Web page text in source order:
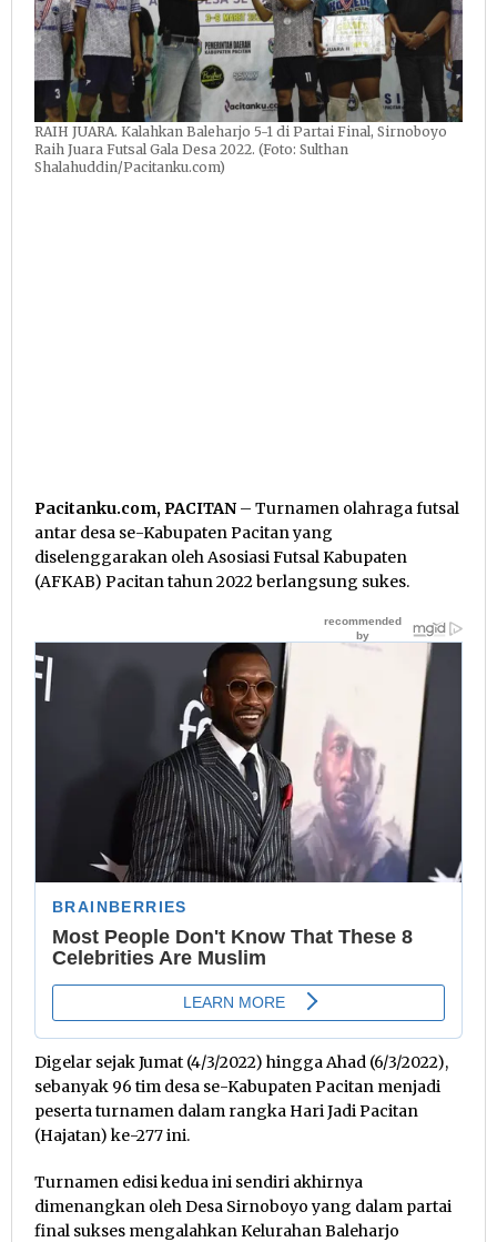
RAIH JUARA. Kalahkan Baleharjo 5-1 di Partai Final, Sirnoboyo
Raih Juara Futsal Gala Desa 2022. (Foto: Sulthan
Shalahuddin/Pacitanku.com)
Pacitanku.com, PACITAN – Turnamen olahraga futsal
antar desa se-Kabupaten Pacitan yang
diselenggarakan oleh Asosiasi Futsal Kabupaten
(AFKAB) Pacitan tahun 2022 berlangsung sukes.
Digelar sejak Jumat (4/3/2022) hingga Ahad (6/3/2022),
sebanyak 96 tim desa se-Kabupaten Pacitan menjadi
peserta turnamen dalam rangka Hari Jadi Pacitan
(Hajatan) ke-277 ini.
Turnamen edisi kedua ini sendiri akhirnya
dimenangkan oleh Desa Sirnoboyo yang dalam partai
final sukses mengalahkan Kelurahan Baleharjo